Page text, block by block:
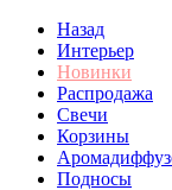
Назад
Интерьер
Новинки
Распродажа
Свечи
Корзины
Подносы